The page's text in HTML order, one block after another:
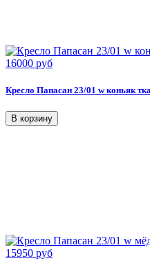
16000 руб
Кресло Папасан 23/01 w коньяк
15950 руб